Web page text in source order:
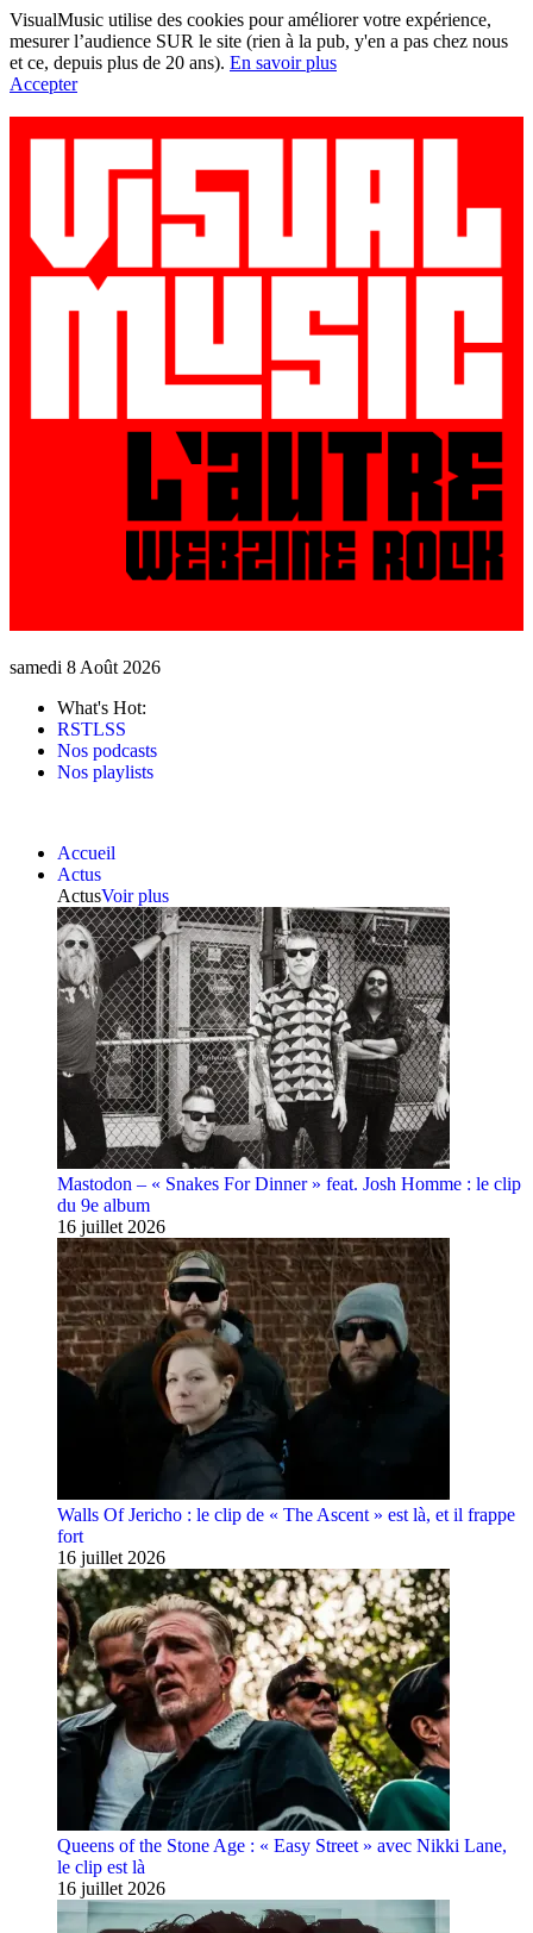
VisualMusic utilise des cookies pour améliorer votre expérience,
mesurer l’audience SUR le site (rien à la pub, y'en a pas chez nous
et ce, depuis plus de 20 ans). En savoir plus
Accepter
samedi 8 Août 2026
What's Hot:
RSTLSS
Nos podcasts
Nos playlists
Accueil
Actus
ActusVoir plus
Mastodon – « Snakes For Dinner » feat. Josh Homme : le clip
du 9e album
16 juillet 2026
Walls Of Jericho : le clip de « The Ascent » est là, et il frappe
fort
16 juillet 2026
Queens of the Stone Age : « Easy Street » avec Nikki Lane,
le clip est là
16 juillet 2026